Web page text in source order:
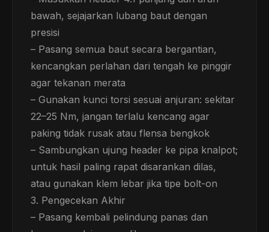
bawah, sejajarkan lubang baut dengan
presisi
– Pasang semua baut secara bergantian,
kencangkan perlahan dari tengah ke pinggir
agar tekanan merata
– Gunakan kunci torsi sesuai anjuran: sekitar
22–25 Nm, jangan terlalu kencang agar
paking tidak rusak atau flensa bengkok
– Sambungkan ujung header ke pipa knalpot;
untuk hasil paling rapat disarankan dilas,
atau gunakan klem lebar jika tipe bolt-on
3. Pengecekan Akhir
– Pasang kembali pelindung panas dan